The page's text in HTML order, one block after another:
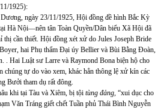
1925):
ngày 23/11/1925, Hội đồng đề hình Bắc Kỳ
Hà Nội—nên tân Toàn Quyền/Dân biểu Xã Hội đã
thị cần thiết. Hội đồng xét xử do Jules Joseph Bride
hai Phụ thẩm Đại úy Bellier và Bùi Bằng Đoàn,
. Hai Luật sư Larre và Raymond Bona biện hộ cho
chúng tự do vào xem, khác hẳn thông lệ xử kín các
Bưởi tham dụ rất đông.
khi tại Tàu và Xiêm, bị tội tùng đảng, “xui dục cho
Văn Tráng giết chết Tuần phủ Thái Bình Nguyễn